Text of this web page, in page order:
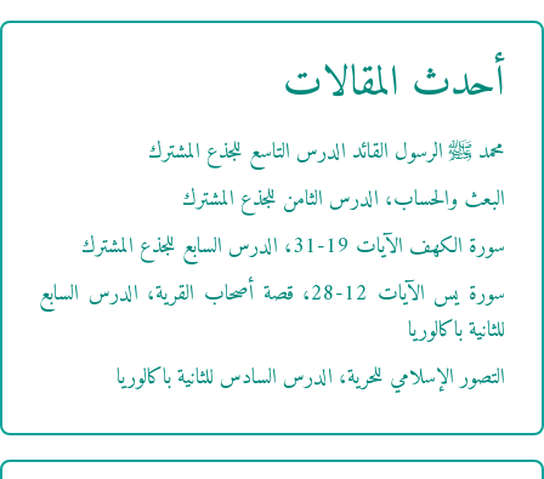
أحدث المقالات
محمد ﷺ الرسول القائد الدرس التاسع للجذع المشترك
البعث والحساب، الدرس الثامن للجذع المشترك
سورة الكهف الآيات 19-31، الدرس السابع للجذع المشترك
سورة يس الآيات 12-28، قصة أصحاب القرية، الدرس السابع
للثانية باكالوريا
التصور الإسلامي للحرية، الدرس السادس للثانية باكالوريا